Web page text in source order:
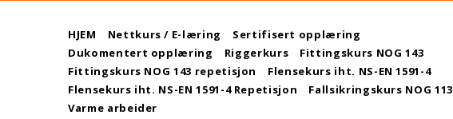
HJEM Nettkurs / E-læring
Sertifisert opplæring
Dukomentert opplæring
Riggerkurs
Fittingskurs NOG 143
Fittingskurs NOG 143 repetisjon
Flensekurs iht. NS-EN 1591-4
Flensekurs iht. NS-EN 1591-4 Repetisjon
Fallsikringskurs NOG 113
Varme arbeider